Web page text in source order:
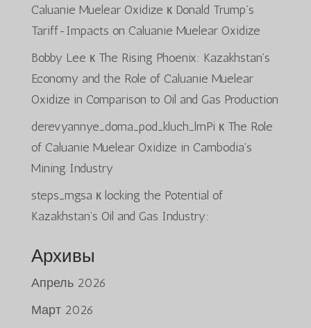
Caluanie Muelear Oxidize к Donald Trump’s
Tariff-Impacts on Caluanie Muelear Oxidize
Bobby Lee к The Rising Phoenix: Kazakhstan’s
Economy and the Role of Caluanie Muelear
Oxidize in Comparison to Oil and Gas Production
derevyannye_doma_pod_kluch_lmPi к The Role
of Caluanie Muelear Oxidize in Cambodia’s
Mining Industry
steps_mgsa к locking the Potential of
Kazakhstan’s Oil and Gas Industry:
Архивы
Апрель 2026
Март 2026